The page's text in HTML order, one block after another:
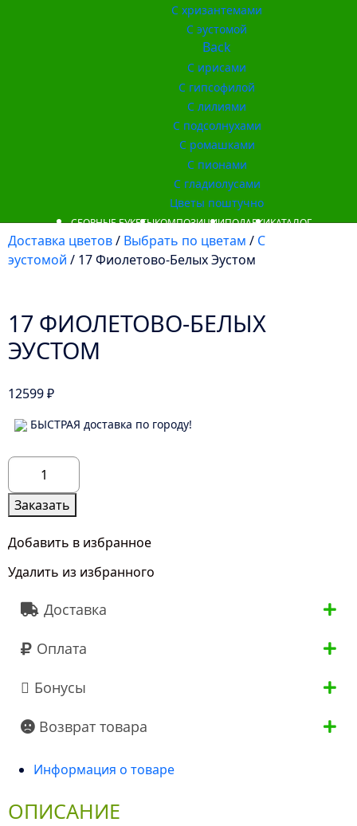
С хризантемами
С эустомой
Back
С ирисами
С гипсофилой
С лилиями
С подсолнухами
С ромашками
С пионами
С гладиолусами
Цветы поштучно
СБОРНЫЕ БУКЕТЫКОМПОЗИЦИИПОДАРКИКАТАЛОГ
Доставка цветов/ Выбрать по цветам / С
эустомой / 17 Фиолетово-Белых Эустом
17 ФИОЛЕТОВО-БЕЛЫХ
ЭУСТОМ
12599₽
БЫСТРАЯ доставка по городу!
Количество
товара
17
Фиолетово-
Белых
Заказать
Добавить в избранное
Удалить из избранного
Доставка
Оплата
Бонусы
Возврат товара
Информация о товаре
ОПИСАНИЕ